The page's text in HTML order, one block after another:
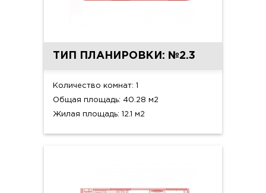
ТИП ПЛАНИРОВКИ: №2.3
Количество комнат: 1
Общая площадь: 40.28 м2
Жилая площадь: 12.1 м2